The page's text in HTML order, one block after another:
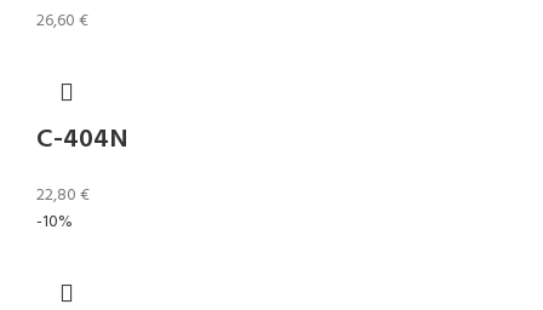
26,60€
C-404N
22,80€
-10%